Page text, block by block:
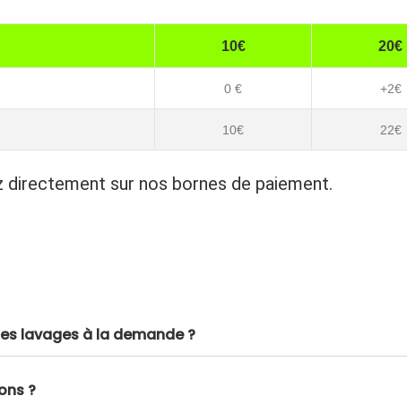
10€ 20€
0 € +2€
10€ 22€
directement sur nos bornes de paiement.
lavages à la demande ?
?